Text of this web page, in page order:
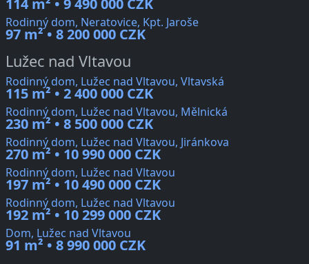
114 m² • 9 490 000 CZK
Rodinný dom, Neratovice, Kpt. Jaroše
97 m² • 8 200 000 CZK
Lužec nad Vltavou
Rodinný dom, Lužec nad Vltavou, Vltavská
115 m² • 2 400 000 CZK
Rodinný dom, Lužec nad Vltavou, Mělnická
230 m² • 8 500 000 CZK
Rodinný dom, Lužec nad Vltavou, Jiránkova
270 m² • 10 990 000 CZK
Rodinný dom, Lužec nad Vltavou
197 m² • 10 490 000 CZK
Rodinný dom, Lužec nad Vltavou
192 m² • 10 299 000 CZK
Dom, Lužec nad Vltavou
91 m² • 8 990 000 CZK